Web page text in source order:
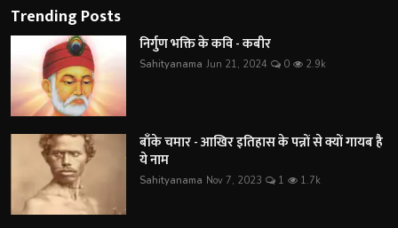
Trending Posts
निर्गुण भक्ति के कवि - कबीर
Sahityanama Jun 21, 2024 0 2.9k
बाँके चमार - आखिर इतिहास के पन्नों से क्यों गायब है
ये नाम
Sahityanama Nov 7, 2023 1 1.7k